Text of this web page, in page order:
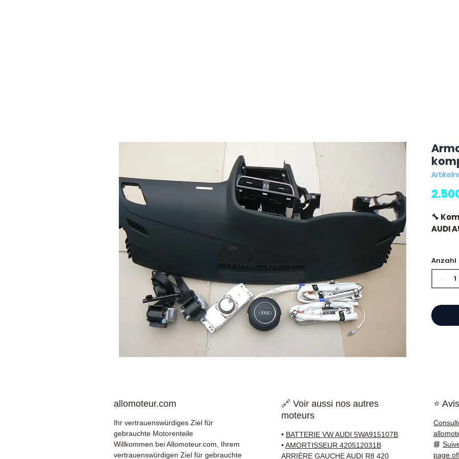
🔧
AUDI
⭐
Hand,
✅
✅ 3
✅
Anzahl
allomoteur.com
Ihr vertrauenswürdiges Ziel für
gebrauchte Motorenteile
Willkommen bei Allomoteur.com, Ihrem
vertrauenswürdigen Ziel für gebrauchte
🔗 Voir aussi nos autres
moteurs
• BATTERIE VW AUDI 5WA915107B
•AMORTISSEUR 420512031B
ARRIÈRE GAUCHE AUDI R8 420
⭐
📘
page